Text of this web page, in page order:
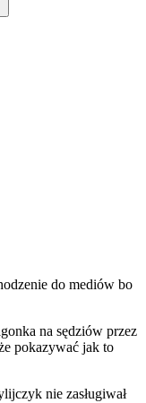
do mediów bo
na sędziów przez
pokazywać jak to
nie zasługiwał